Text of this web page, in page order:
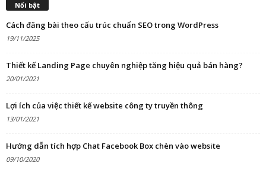
Nổi bật
Cách đăng bài theo cấu trúc chuẩn SEO trong WordPress
19/11/2025
Thiết kế Landing Page chuyên nghiệp tăng hiệu quả bán hàng?
20/01/2021
Lợi ích của việc thiết kế website công ty truyền thông
13/01/2021
Hướng dẫn tích hợp Chat Facebook Box chèn vào website
09/10/2020